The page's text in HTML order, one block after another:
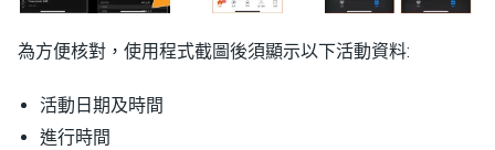
為方便核對，使用程式截圖後須顯示以下活動資料:
活動日期及時間
進行時間